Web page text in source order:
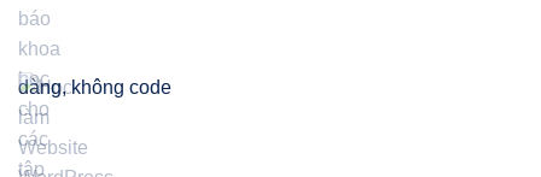
dàng, không code